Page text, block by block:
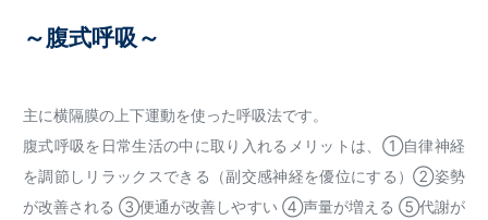
～腹式呼吸～
主に横隔膜の上下運動を使った呼吸法です。
腹式呼吸を日常生活の中に取り入れるメリットは、①自律神経
を調節しリラックスできる（副交感神経を優位にする）②姿勢
が改善される ③便通が改善しやすい ④声量が増える ⑤代謝が